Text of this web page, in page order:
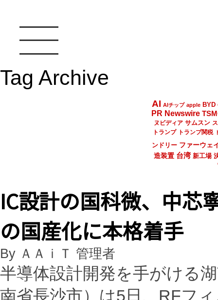
Tag Archive
AI AIチップ apple BYD
PR Newswire
ヌビディア サムスン
トランプ
トランプ関税
ンドリー ファーウェ
造装置 台湾 新工場
IC設計の国科微、中芯
の国産化に本格着手
By ＡＡｉＴ 管理者
半導体設計開発を手がける
南省長沙市）は5日、RFフ